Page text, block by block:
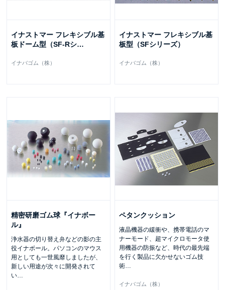
イナストマー フレキシブル基
板ドーム型（SF-Rシ…
イナバゴム（株）
イナストマー フレキシブル基
板型（SFシリーズ）
イナバゴム（株）
精密研磨ゴム球『イナボー
ル』
浄水器の切り替え弁などの影の主
役イナボール。パソコンのマウス
用としても一世風靡しましたが、
新しい用途が次々に開発されて
い…
ペタンクッション
液晶機器の緩衝や、携帯電話のマ
ナーモード、超マイクロモータ使
用機器の防振など、時代の最先端
を行く製品に欠かせないゴム技
術…
イナバゴム（株）